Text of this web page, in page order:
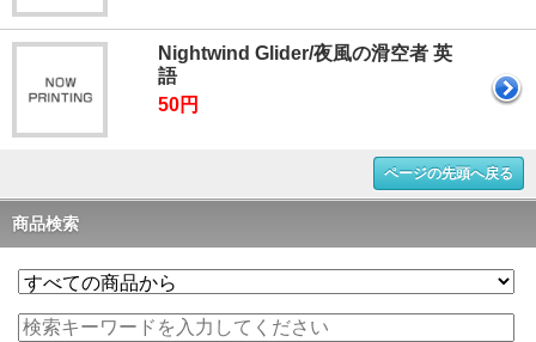
Nightwind Glider/夜風の滑空者 英
語
50円
ページの先頭へ戻る
商品検索